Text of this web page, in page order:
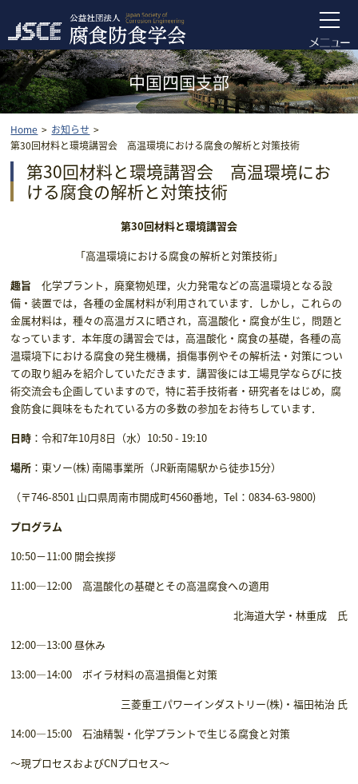
中国四国支部
Home
お知らせ
第30回材料と環境講習会 高温環境における腐食の解析と対策技術
第30回材料と環境講習会 高温環境にお
ける腐食の解析と対策技術
第30回材料と環境講習会
「高温環境における腐食の解析と対策技術」
趣旨 化学プラント，廃棄物処理，火力発電などの高温環境となる設
備・装置では，各種の金属材料が利用されています．しかし，これらの
金属材料は，種々の高温ガスに晒され，高温酸化・腐食が生じ，問題と
なっています．本年度の講習会では，高温酸化・腐食の基礎，各種の高
温環境下における腐食の発生機構，損傷事例やその解析法・対策につい
ての取り組みを紹介していただきます．講習後には工場見学ならびに技
術交流会も企画していますので，特に若手技術者・研究者をはじめ，腐
食防食に興味をもたれている方の多数の参加をお待ちしています．
日時 ：令和7年10月8日（水）10:50 - 19:10
場所 ：東ソー(株) 南陽事業所（JR新南陽駅から徒歩15分）
（〒746-8501 山口県周南市開成町4560番地，Tel：0834-63-9800)
プログラム
10:50－11:00 開会挨拶
11:00―12:00 高温酸化の基礎とその高温腐食への適用
北海道大学・林重成 氏
12:00―13:00 昼休み
13:00―14:00 ボイラ材料の高温損傷と対策
三菱重工パワーインダストリー(株)・福田祐治 氏
14:00―15:00 石油精製・化学プラントで生じる腐食と対策
～現プロセスおよびCNプロセス～